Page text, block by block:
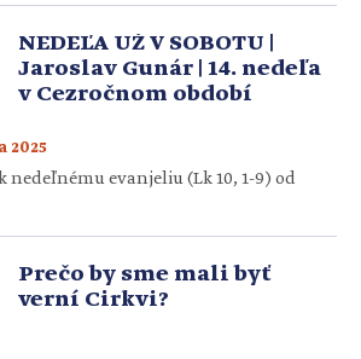
NEDEĽA UŽ V SOBOTU |
Jaroslav Gunár | 14. nedeľa
v Cezročnom období
2025
nedeľnému evanjeliu (Lk 10, 1-9) od
Prečo by sme mali byť
verní Cirkvi?